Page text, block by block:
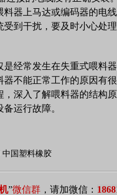
料器上马达或编码器的电
受到干扰，要及时小心处理
是经常发生在失重式喂料
器不能正常工作的原因有
，深入了解喂料器的结构
运行故障。
中国塑料橡胶
”微信群 ，请加微信：